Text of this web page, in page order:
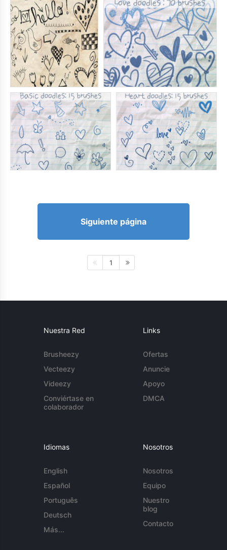
Siguiente página
1
Nuestra Red
Brusheezy
Vecteezy
Videezy
Conviértase en
colaborador
Links
Ofertas
Anuncie
Apoyo
DMCA
Idiomas
English
Español
Português
Deutsch
Más...
Nosotros
Nosotros
Equipo
Nuestro
blog
Contacto